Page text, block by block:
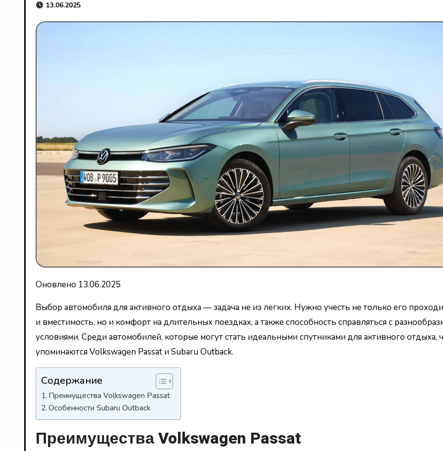
13.06.2025
Оновлено 13.06.2025
Выбор автомобиля для активного отдыха — задача не из легких. Нужно учесть не только его
и вместимость, но и комфорт на длительных поездках, а также способность справляться с
условиями. Среди автомобилей, которые могут стать идеальными спутниками для активного отдыха,
упоминаются Volkswagen Passat и Subaru Outback.
Содержание
Преимущества Volkswagen Passat
Особенности Subaru Outback
Преимущества Volkswagen Passat